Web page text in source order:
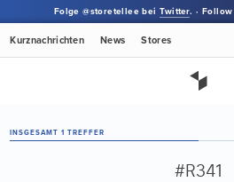
Folge @storetellee beiTwitter. ·
Kurznachrichten News Stores
INSGESAMT 1 TREFFER
#R341